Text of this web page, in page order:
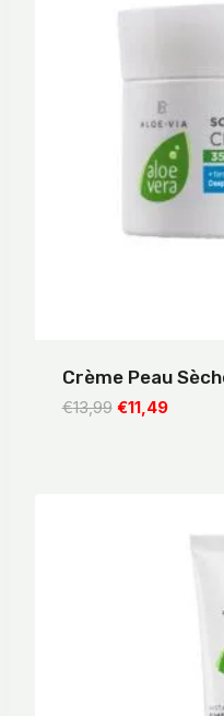
Crème Peau
€13,99 Le
€11,49Le